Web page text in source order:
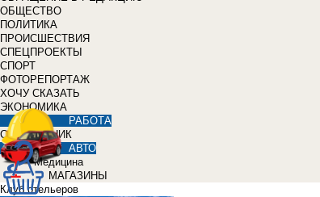
ОБЩЕСТВО
ПОЛИТИКА
ПРОИСШЕСТВИЯ
СПЕЦПРОЕКТЫ
СПОРТ
ФОТОРЕПОРТАЖ
ХОЧУ СКАЗАТЬ
ЭКОНОМИКА
РАБОТА
СПРАВОЧНИК
АВТО
Медицина
МАГАЗИНЫ
Клуб отельеров